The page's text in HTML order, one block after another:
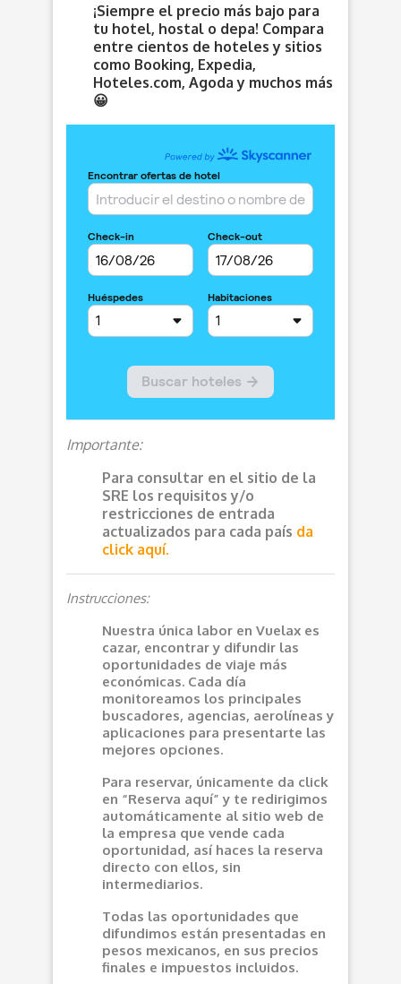
¡Siempre el precio más bajo para
tu hotel, hostal o depa! Compara
entre cientos de hoteles y sitios
como Booking, Expedia,
Hoteles.com, Agoda y muchos más
😀
Importante:
Para consultar en el sitio de la
SRE los requisitos y/o
restricciones de entrada
actualizados para cada país da
click aquí.
Instrucciones:
Nuestra única labor en Vuelax es
cazar, encontrar y difundir las
oportunidades de viaje más
económicas. Cada día
monitoreamos los principales
buscadores, agencias, aerolíneas y
aplicaciones para presentarte las
mejores opciones.
Para reservar, únicamente da click
en “Reserva aquí” y te redirigimos
automáticamente al sitio web de
la empresa que vende cada
oportunidad, así haces la reserva
directo con ellos, sin
intermediarios.
Todas las oportunidades que
difundimos están presentadas en
pesos mexicanos, en sus precios
finales e impuestos incluidos.